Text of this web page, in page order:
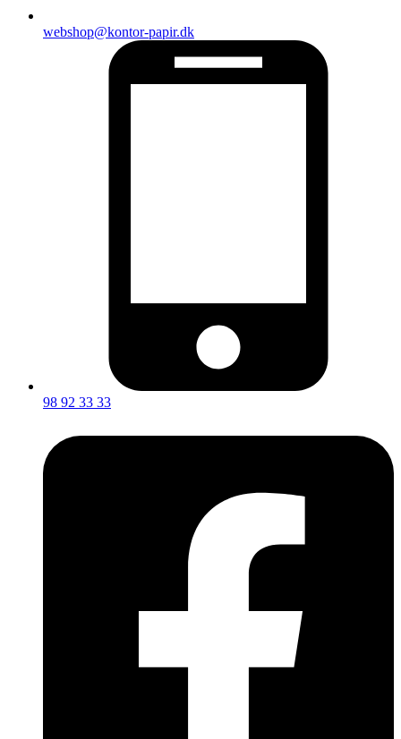
webshop@kontor-papir.dk
98 92 33 33